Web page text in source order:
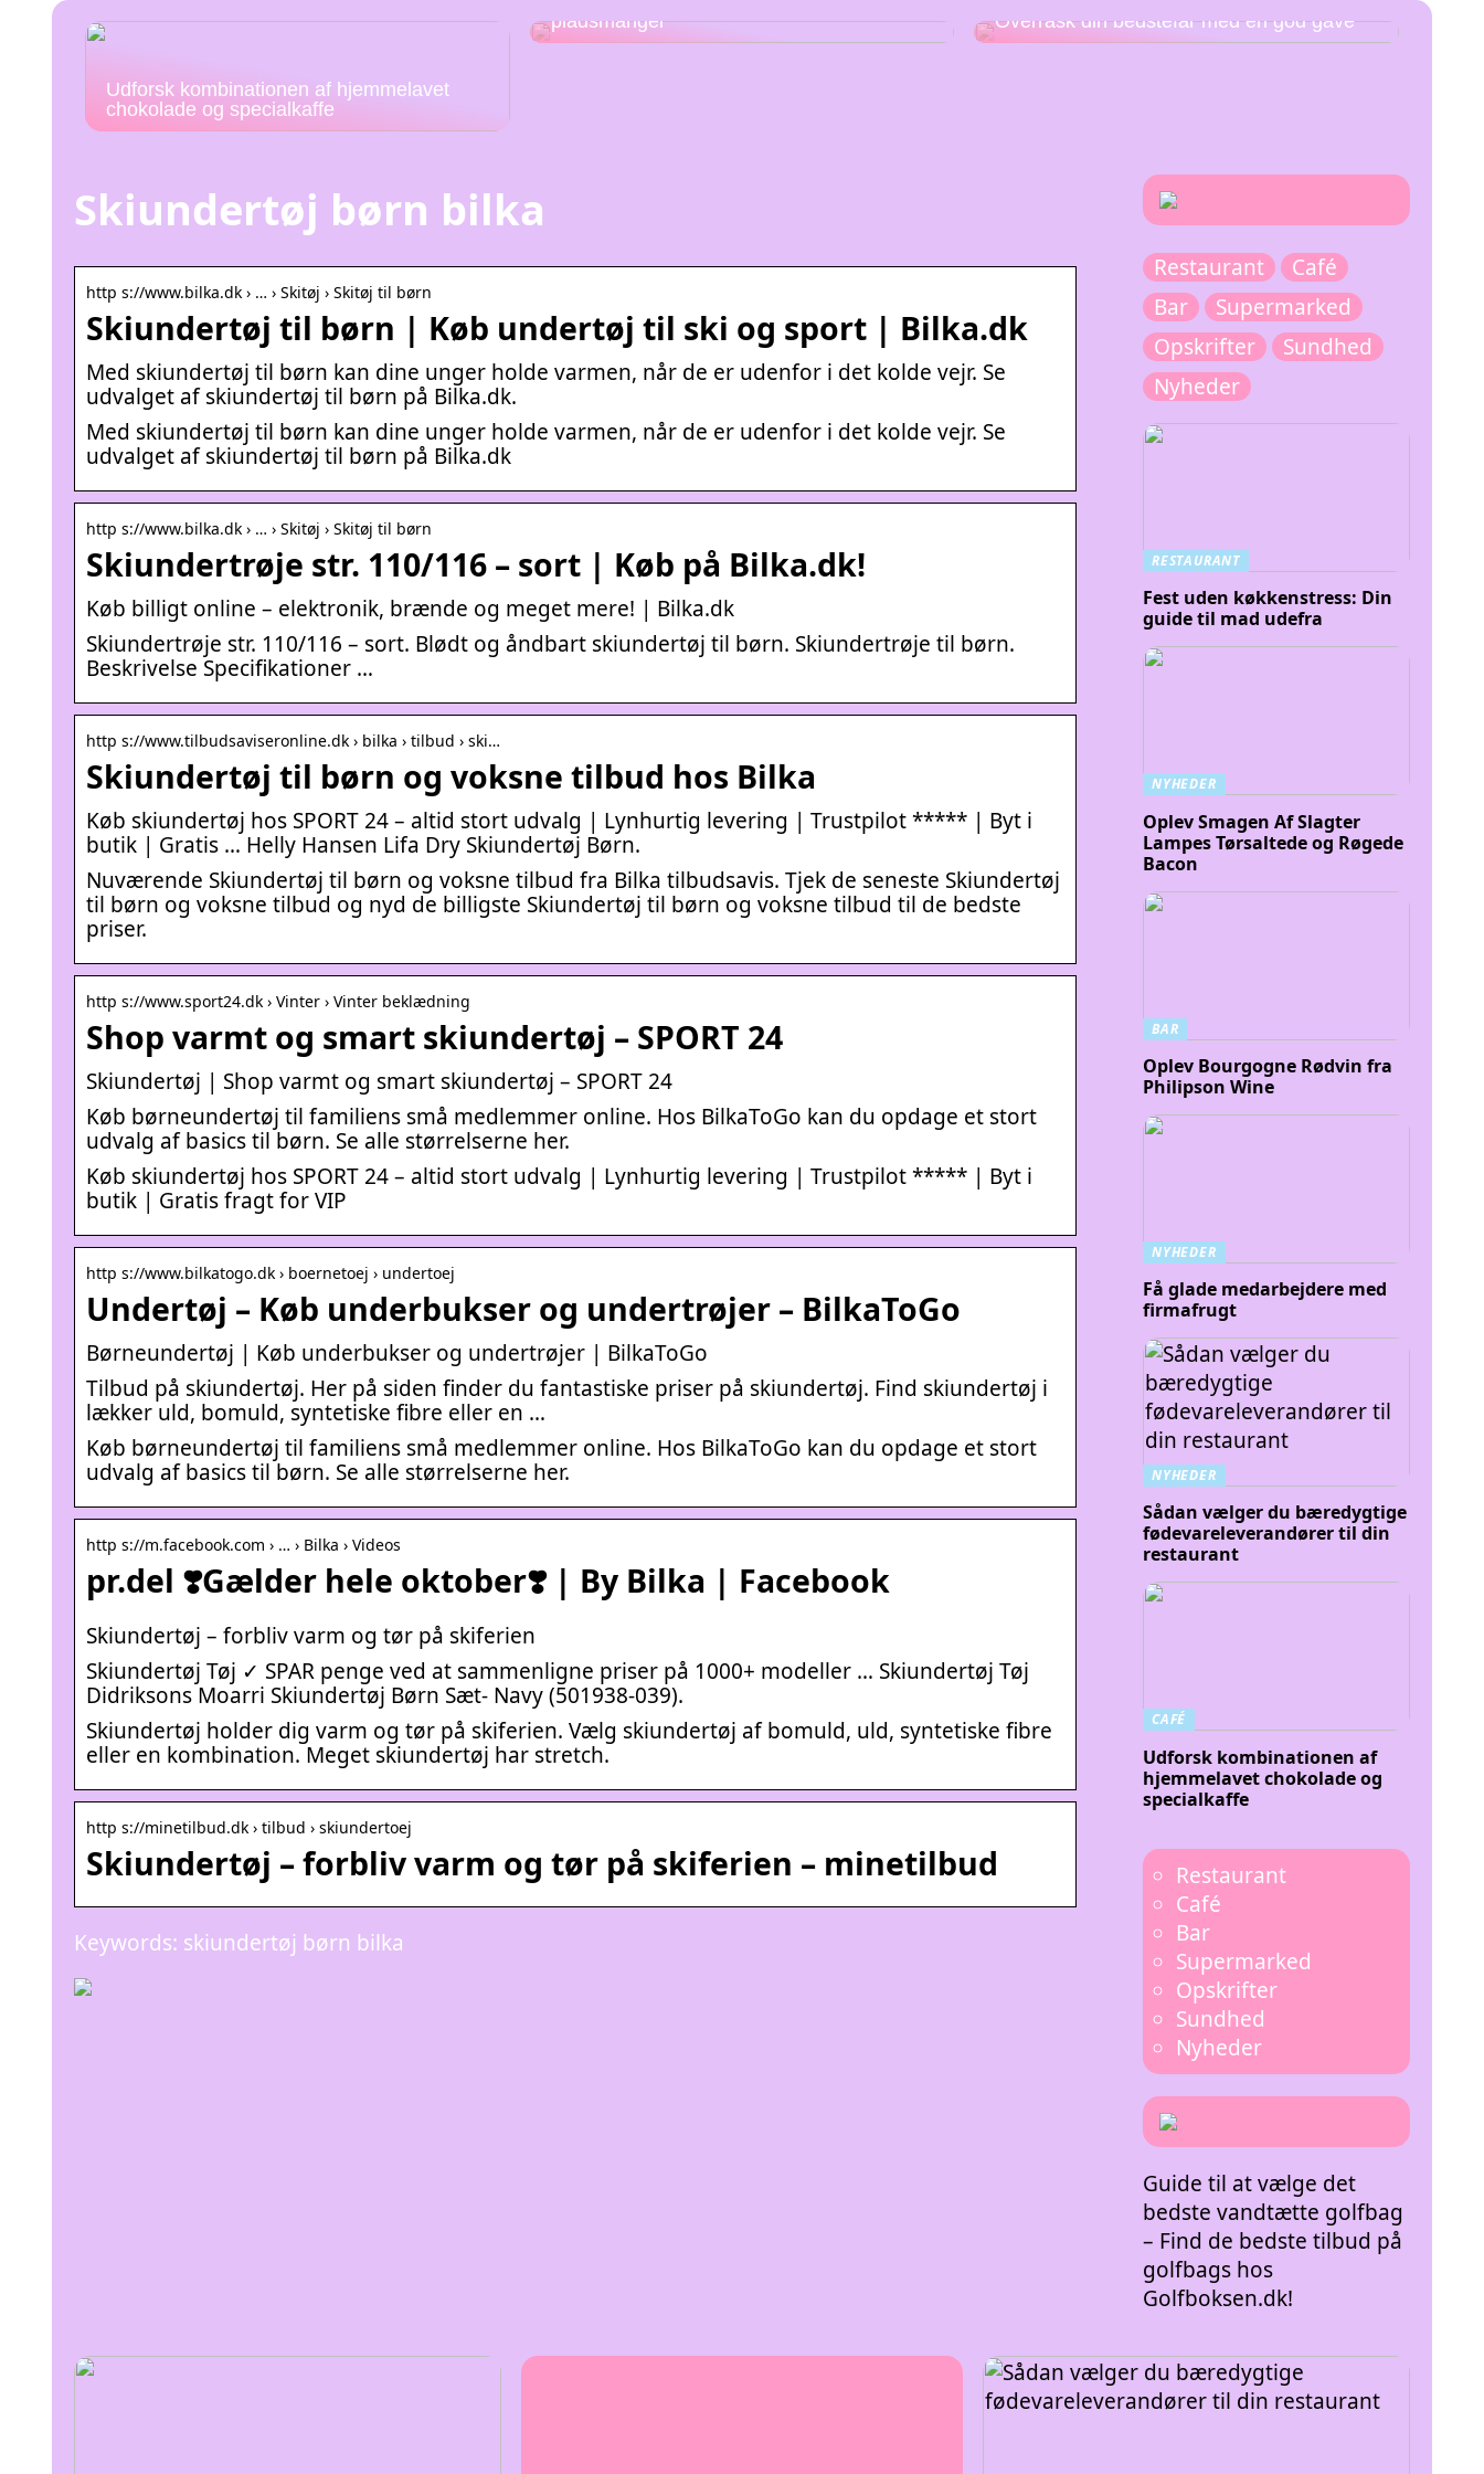
Udforsk kombinationen af hjemmelavet
chokolade og specialkaffe
pladsmangel
Overrask din bedstefar med en god gave
Skiundertøj børn bilka
http s://www.bilka.dk › … › Skitøj › Skitøj til børn
Skiundertøj til børn | Køb undertøj til ski og sport | Bilka.dk
Med skiundertøj til børn kan dine unger holde varmen, når de er udenfor i det kolde vejr. Se
udvalget af skiundertøj til børn på Bilka.dk.
Med skiundertøj til børn kan dine unger holde varmen, når de er udenfor i det kolde vejr. Se
udvalget af skiundertøj til børn på Bilka.dk
http s://www.bilka.dk › … › Skitøj › Skitøj til børn
Skiundertrøje str. 110/116 – sort | Køb på Bilka.dk!
Køb billigt online – elektronik, brænde og meget mere! | Bilka.dk
Skiundertrøje str. 110/116 – sort. Blødt og åndbart skiundertøj til børn. Skiundertrøje til børn.
Beskrivelse Specifikationer …
http s://www.tilbudsaviseronline.dk › bilka › tilbud › ski…
Skiundertøj til børn og voksne tilbud hos Bilka
Køb skiundertøj hos SPORT 24 – altid stort udvalg | Lynhurtig levering | Trustpilot ***** | Byt i
butik | Gratis … Helly Hansen Lifa Dry Skiundertøj Børn.
Nuværende Skiundertøj til børn og voksne tilbud fra Bilka tilbudsavis. Tjek de seneste Skiundertøj
til børn og voksne tilbud og nyd de billigste Skiundertøj til børn og voksne tilbud til de bedste
priser.
http s://www.sport24.dk › Vinter › Vinter beklædning
Shop varmt og smart skiundertøj – SPORT 24
Skiundertøj | Shop varmt og smart skiundertøj – SPORT 24
Køb børneundertøj til familiens små medlemmer online. Hos BilkaToGo kan du opdage et stort
udvalg af basics til børn. Se alle størrelserne her.
Køb skiundertøj hos SPORT 24 – altid stort udvalg | Lynhurtig levering | Trustpilot ***** | Byt i
butik | Gratis fragt for VIP
http s://www.bilkatogo.dk › boernetoej › undertoej
Undertøj – Køb underbukser og undertrøjer – BilkaToGo
Børneundertøj | Køb underbukser og undertrøjer | BilkaToGo
Tilbud på skiundertøj. Her på siden finder du fantastiske priser på skiundertøj. Find skiundertøj i
lækker uld, bomuld, syntetiske fibre eller en …
Køb børneundertøj til familiens små medlemmer online. Hos BilkaToGo kan du opdage et stort
udvalg af basics til børn. Se alle størrelserne her.
http s://m.facebook.com › … › Bilka › Videos
pr.del ❣️Gælder hele oktober❣️ | By Bilka | Facebook
Skiundertøj – forbliv varm og tør på skiferien
Skiundertøj Tøj ✓ SPAR penge ved at sammenligne priser på 1000+ modeller … Skiundertøj Tøj
Didriksons Moarri Skiundertøj Børn Sæt- Navy (501938-039).
Skiundertøj holder dig varm og tør på skiferien. Vælg skiundertøj af bomuld, uld, syntetiske fibre
eller en kombination. Meget skiundertøj har stretch.
http s://minetilbud.dk › tilbud › skiundertoej
Skiundertøj – forbliv varm og tør på skiferien – minetilbud
Keywords: skiundertøj børn bilka
Restaurant
Café
Bar
Supermarked
Opskrifter
Sundhed
Nyheder
RESTAURANT
Fest uden køkkenstress: Din
guide til mad udefra
NYHEDER
Oplev Smagen Af Slagter
Lampes Tørsaltede og Røgede
Bacon
BAR
Oplev Bourgogne Rødvin fra
Philipson Wine
NYHEDER
Få glade medarbejdere med
firmafrugt
NYHEDER
Sådan vælger du bæredygtige
fødevareleverandører til din
restaurant
CAFÉ
Udforsk kombinationen af
hjemmelavet chokolade og
specialkaffe
Restaurant
Café
Bar
Supermarked
Opskrifter
Sundhed
Nyheder
Guide til at vælge det
bedste vandtætte golfbag
– Find de bedste tilbud på
golfbags hos
Golfboksen.dk!